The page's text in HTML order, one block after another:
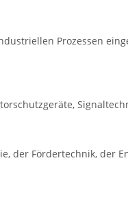
Prozessen
der Fördertechnik, der